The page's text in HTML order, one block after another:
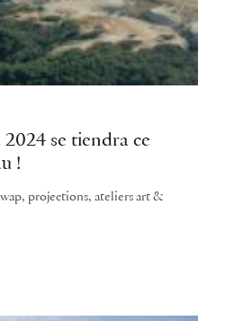
2024 se tiendra ce
!
projections, ateliers art &